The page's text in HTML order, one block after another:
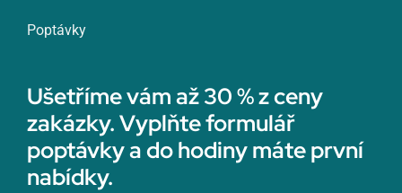
Poptávky
Ušetříme vám až 30 % z ceny
zakázky. Vyplňte formulář
poptávky a do hodiny máte první
nabídky.